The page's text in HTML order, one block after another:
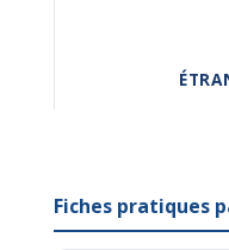
Fiches pratiques